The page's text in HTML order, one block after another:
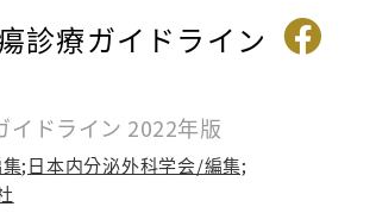
診療ガイドライン
イドライン 2022年版
;日本内分泌外科学会/編集;